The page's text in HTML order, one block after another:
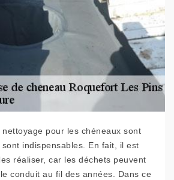
pour les chéneaux sont
indispensables. En fait, il est
réaliser, car les déchets peuvent
conduit au fil des années. Dans ce